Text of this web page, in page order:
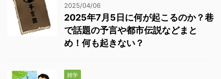
2025/04/06
2025年7月5日に何が起こるのか？巷
で話題の予言や都市伝説などまと
め！何も起きない？
雑学